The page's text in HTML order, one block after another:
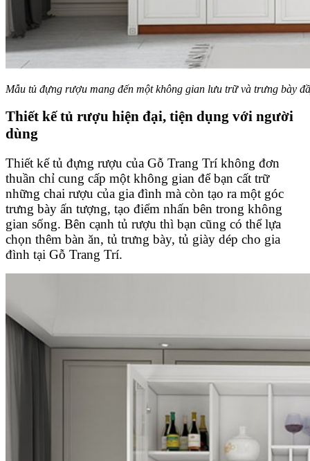
Mẫu tủ đựng rượu mang đến một không gian lưu trữ và trưng bày
Thiết kế tủ rượu hiện đại, tiện dụng với người
dùng
Thiết kế tủ đựng rượu của Gỗ Trang Trí không đơn
thuần chỉ cung cấp một không gian để bạn cất trữ
những chai rượu của gia đình mà còn tạo ra một góc
trưng bày ấn tượng, tạo điểm nhấn bên trong không
gian sống. Bên cạnh tủ rượu thì bạn cũng có thể lựa
chọn thêm bàn ăn, tủ trưng bày, tủ giày dép cho gia
đình tại Gỗ Trang Trí.